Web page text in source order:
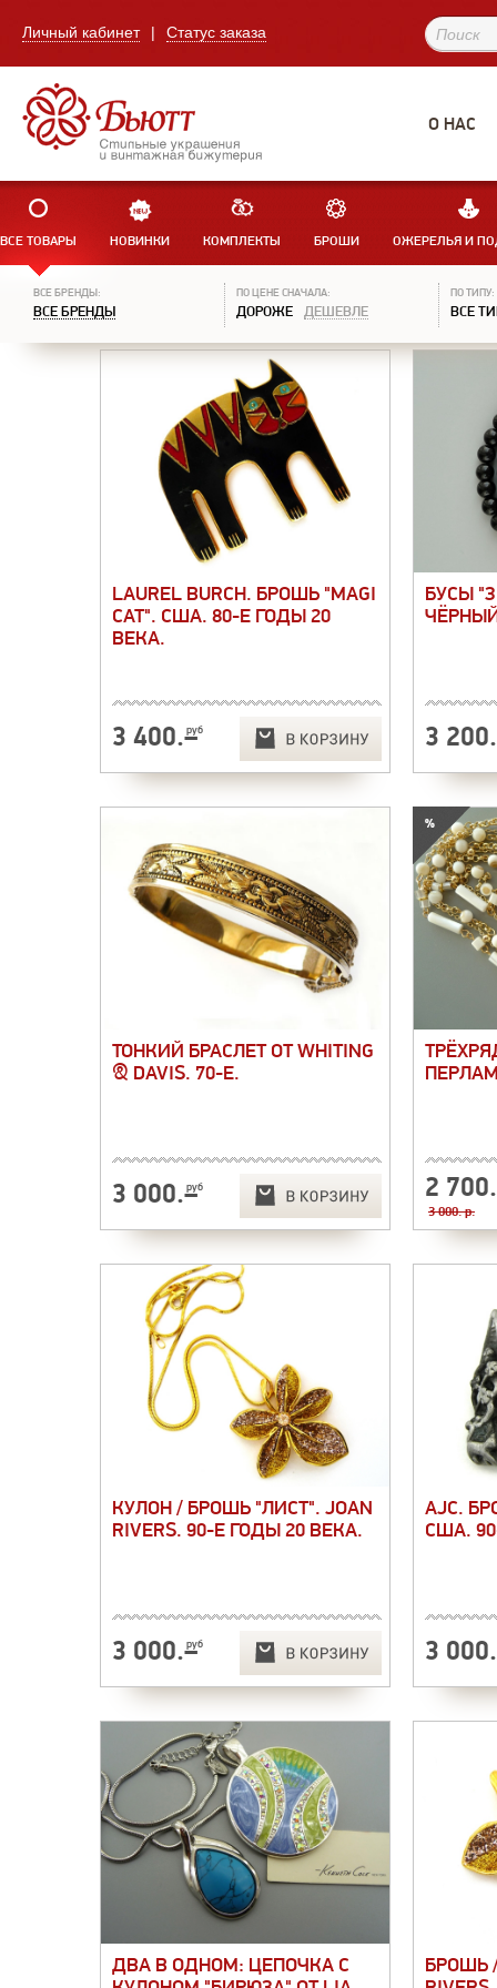
Личный кабинет | Статус заказа
О НАС
ВСЕ ТОВАРЫ НОВИНКИ КОМПЛЕКТЫ БРОШИ ОЖЕРЕЛЬЯ И
ВСЕ БРЕНДЫ:
ВСЕ БРЕНДЫ
ПО ЦЕНЕ СНАЧАЛА:
ДОРОЖЕ ДЕШЕВЛЕ
ПО ТИПУ:
ВСЕ
1 2
LAUREL BURCH. БРОШЬ "MAGI
CAT". США. 80-Е ГОДЫ 20
ВЕКА.
3 400.–
руб
БУСЫ
3 200
ТОНКИЙ БРАСЛЕТ ОТ WHITING
& DAVIS. 70-Е.
3 000.–
руб 2 700
3 000. p.
КУЛОН / БРОШЬ "ЛИСТ". JOAN
RIVERS. 90-Е ГОДЫ 20 ВЕКА.
3 000.–
руб
AJC.
США.
3 000
ДВА В ОДНОМ: ЦЕПОЧКА С
БРОШЬ